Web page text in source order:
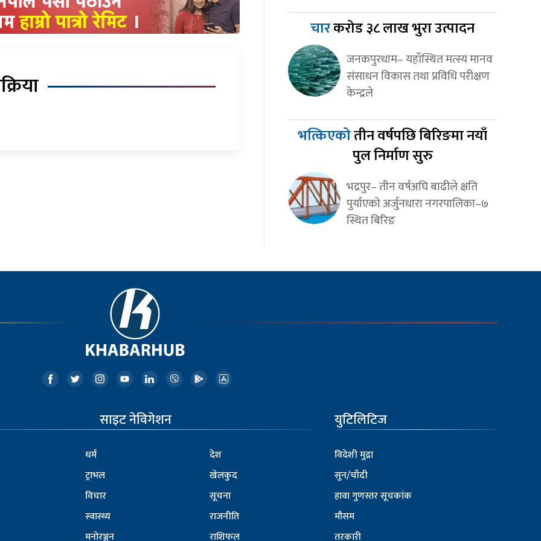
चारकरोड ३८ लाख भुरा उत्पादन
जनकपुरधाम– यहाँस्थित मत्स्य मानव
संसाधन विकास तथा प्रविधि परीक्षण
केन्द्रले
भत्किएकोतीन वर्षपछि बिरिङमा नयाँ
पुल निर्माण सुरु
भद्रपुर– तीन वर्षअघि बाढीले क्षति
पुर्याएको अर्जुनधारा नगरपालिका–७
स्थित बिरिङ
साइट नेविगेशन
धर्म
ट्राभल
विचार
स्वास्थ्य
मनोरञ्जन
देश
खेलकुद
सूचना
राजनीति
राशिफल
युटिलिटिज
विदेशी मुद्रा
सुन/चाँदी
हावा गुणस्तर सूचकांक
मौसम
तरकारी